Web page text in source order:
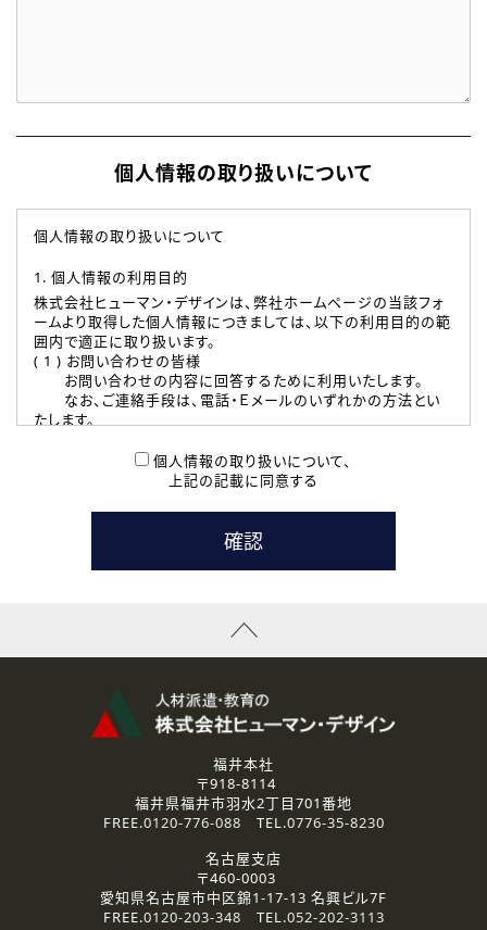
個人情報の取り扱いについて
個人情報の取り扱いについて
1. 個人情報の利用目的
株式会社ヒューマン・デザインは、弊社ホームページの当該フォ
ームより取得した個人情報につきましては、以下の利用目的の範
囲内で適正に取り扱います。
( 1 ) お問い合わせの皆様
お問い合わせの内容に回答するために利用いたします。
なお、ご連絡手段は、電話・Ｅメールのいずれかの方法とい
たします。
本登録に関するご連絡および本登録時の参考情報として利
たします。
( 3 ) スタッフ派遣を検討されている企業の皆様
お問い合わせの内容に回答するために利用いたします。
なお、ご連絡手段は、電話・Ｅメールのいずれかの方法とい
資料送付、受講相談に関するご連絡のために利用いたしま
その他、お問い合わせの内容に回答するために利用いたし
なお、ご連絡手段は、電話・Ｅメールのいずれかの方法とい
2.個人情報の第三者提供
ご提供いただいた個人情報は、法令等の規定に従う場合を除き、
3.個人情報の取り扱いの委託
弊社の定める個人情報保護の評価基準を満たした委託先に、個
人情報を委託する場合があります。
個人情報の取り扱いについて、
上記の記載に同意する
福井本社
〒918-8114
福井県福井市羽水2丁目701番地
FREE.0120-776-088 TEL.0776-35-8230
名古屋支店
〒460-0003
愛知県名古屋市中区錦1-17-13 名興ビル7F
FREE.0120-203-348 TEL.052-202-3113